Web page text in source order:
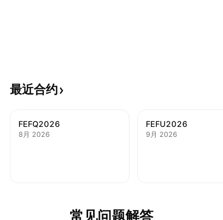
最近合约
FEFQ2026
8月 2026
FEFU2026
9月 2026
常见问题解答